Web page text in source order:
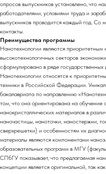
опросов выпускников установлено, что
работодателями, условиями труда и
выпускников проводится каждый год. Со
контакты.
Преимущества программы
Нанотехнологии являются приоритетным
высокотехнологичных секторов
сформулировано в ряде
Нанотехнологии относятся к
техники в Российской Федерации.
бакалавриата по направлению
том, что она ориентирована на
нанокристаллических материалов в
наночастицы, наноточки, наностержни,
сверхрешетки) и особенностям их
материалы являются компонентами
образовательных программ в МГУ
СПбГУ показывает, что предлагаемая
концепции является оригинальной, так